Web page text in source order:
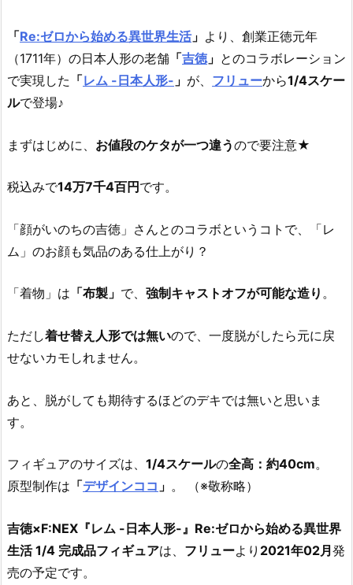
「Re:ゼロから始める異世界生活」 より、創業正徳元年
（1711年）の日本人形の老舗 「吉徳」 とのコラボレーション
で実現した 「レム -日本人形- 」 が、 フリューから1/4スケー
ルで登場♪
まずはじめに、 お値段のケタが一つ違うので要注意★
税込みで14万7千4百円 です。
「顔がいのちの吉徳」さんとのコラボというコトで、「レ
ム」のお顔も気品のある仕上がり？
「着物」は 「布製」 で、 強制キャストオフが可能な造り 。
ただし着せ替え人形では無いので、一度脱がしたら元に戻
せないカモしれません。
あと、脱がしても期待するほどのデキでは無いと思いま
す。
フィギュアのサイズは、 1/4スケールの全高：約40cm。
原型制作は 「デザインココ 」 。 （※敬称略）
吉徳×F:NEX『レム -日本人形-』Re:ゼロから始める異世界
生活 1/4 完成品フィギュアは、 フリューより 2021年02月発
売の予定です。